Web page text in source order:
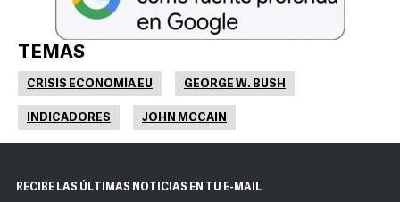
TEMAS
CRISIS ECONOMÍA EU GEORGE W. BUSH
INDICADORES JOHN MCCAIN
RECIBE LAS ÚLTIMAS NOTICIAS EN TU E-MAIL